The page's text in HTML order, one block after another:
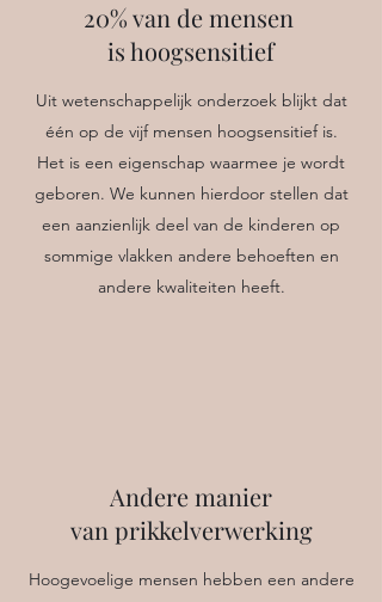
20% van de mensen
is hoogsensitief
Uit wetenschappelijk onderzoek blijkt dat
één op de vijf mensen hoogsensitief is.
Het is een eigenschap waarmee je wordt
geboren. We kunnen hierdoor stellen dat
een aanzienlijk deel van de kinderen op
sommige vlakken andere behoeften en
andere kwaliteiten heeft.
Andere manier
van prikkelverwerking
Hoogevoelige mensen hebben een andere